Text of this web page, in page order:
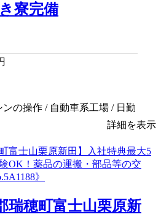
寮完備
の操作 / 自動車系工場 / 日勤
詳細を表示
瑞穂町富士山栗原新